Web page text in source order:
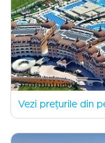
Vezi prețurile din